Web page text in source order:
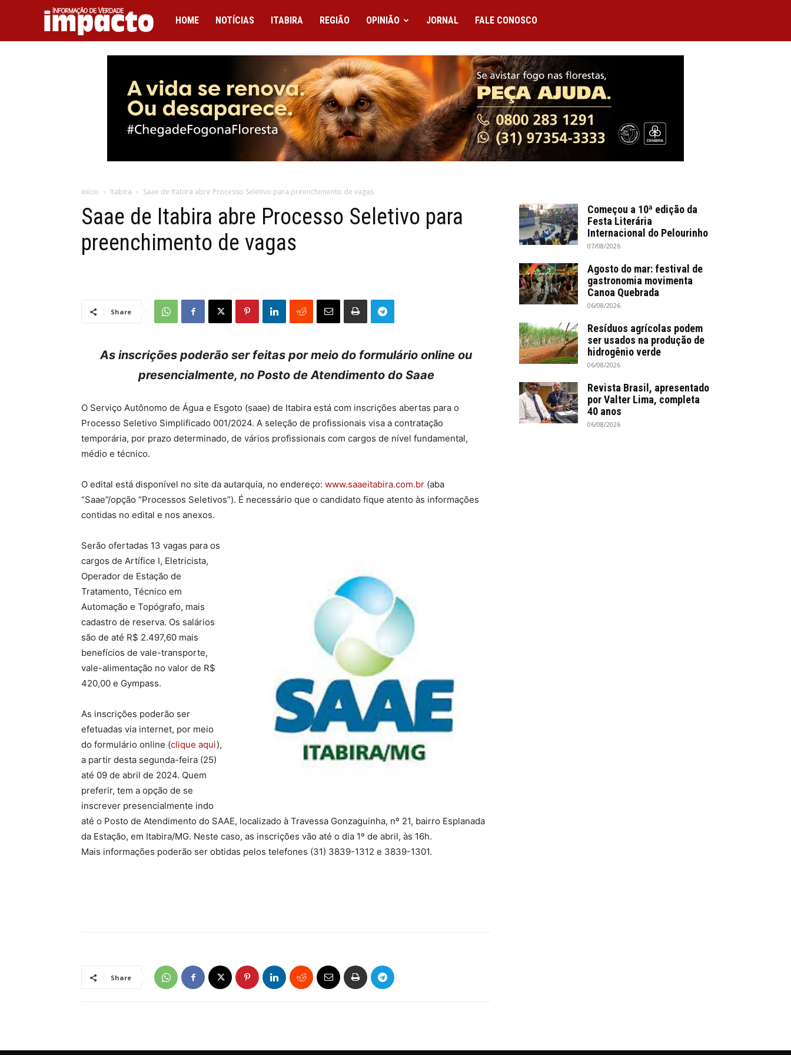
IMPACTO
HOME NOTÍCIAS ITABIRA REGIÃO OPINIÃO JORNAL FALE CONOSCO
Início Itabira Saae de Itabira abre Processo Seletivo para preenchimento de vagas
Saae de Itabira abre Processo Seletivo para
preenchimento de vagas
Share
As inscrições poderão ser feitas por meio do formulário online ou
presencialmente, no Posto de Atendimento do Saae
O Serviço Autônomo de Água e Esgoto (saae) de Itabira está com inscrições abertas para o
Processo Seletivo Simplificado 001/2024. A seleção de profissionais visa a contratação
temporária, por prazo determinado, de vários profissionais com cargos de nível fundamental,
médio e técnico.
O edital está disponível no site da autarquia, no endereço: www.saaeitabira.com.br (aba
“Saae”/opção “Processos Seletivos”). É necessário que o candidato fique atento às informações
contidas no edital e nos anexos.
Serão ofertadas 13 vagas para os
cargos de Artífice I, Eletricista,
Operador de Estação de
Tratamento, Técnico em
Automação e Topógrafo, mais
cadastro de reserva. Os salários
são de até R$ 2.497,60 mais
benefícios de vale-transporte,
vale-alimentação no valor de R$
420,00 e Gympass.
As inscrições poderão ser
efetuadas via internet, por meio
do formulário online (clique aqui),
a partir desta segunda-feira (25)
até 09 de abril de 2024. Quem
preferir, tem a opção de se
inscrever presencialmente indo
até o Posto de Atendimento do SAAE, localizado à Travessa Gonzaguinha, nº 21, bairro Esplanada
da Estação, em Itabira/MG. Neste caso, as inscrições vão até o dia 1º de abril, às 16h.
Mais informações poderão ser obtidas pelos telefones (31) 3839-1312 e 3839-1301.
Share
Começou a 10ª edição da
Festa Literária
Internacional do Pelourinho
07/08/2026
Agosto do mar: festival de
gastronomia movimenta
Canoa Quebrada
06/08/2026
Resíduos agrícolas podem
ser usados na produção de
hidrogênio verde
06/08/2026
Revista Brasil, apresentado
por Valter Lima, completa
40 anos
06/08/2026